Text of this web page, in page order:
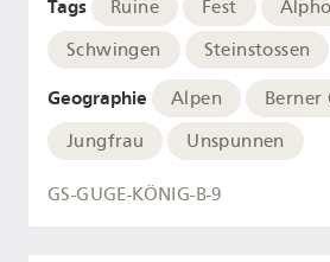
Tags Ruine Fest
Schwingen
Steinstossen
Geographie Alpen
Berner
Jungfrau
Unspunnen
GS-GUGE-KÖNIG-B-9